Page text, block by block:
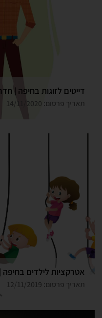
תאריך פרסום: 14/11/2020
תאריך פרסום: 12/11/2019